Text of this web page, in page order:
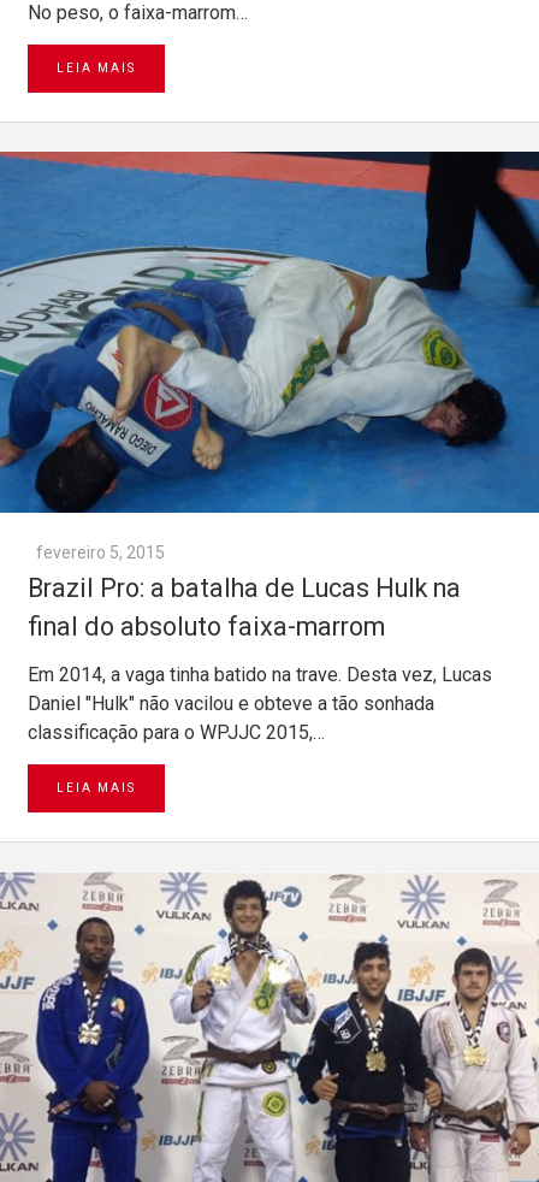
No peso, o faixa-marrom…
LEIA MAIS
fevereiro 5, 2015
Brazil Pro: a batalha de Lucas Hulk na
final do absoluto faixa-marrom
Em 2014, a vaga tinha batido na trave. Desta vez, Lucas
Daniel "Hulk" não vacilou e obteve a tão sonhada
classificação para o WPJJC 2015,…
LEIA MAIS